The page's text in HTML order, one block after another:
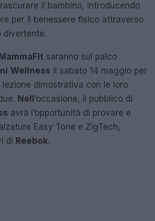
il bambino, introducendo
per il benessere fisico attraverso
divertente.
MammaFit saranno sul palco
Wellness il sabato 14 maggio per
lezione dimostrativa con le loro
Nell ‘occasione, il pubblico di
avrà l’opportunità di provare e
Easy Tone e ZigTech,
di Reebok.